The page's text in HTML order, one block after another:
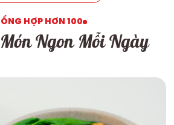
HỢP HƠN 100
Ngon Mỗi Ngày